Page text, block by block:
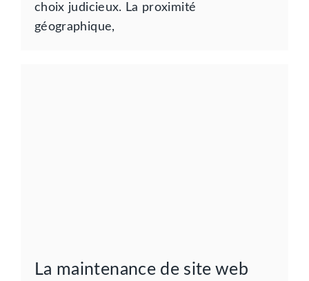
choix judicieux. La proximité
géographique,
La maintenance de site web